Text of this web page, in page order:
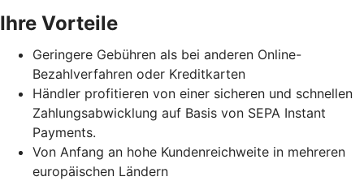
Ihre Vorteile
Geringere Gebühren als bei anderen Online-
Bezahlverfahren oder Kreditkarten
Händler profitieren von einer sicheren und schnellen
Zahlungsabwicklung auf Basis von SEPA Instant
Payments.
Von Anfang an hohe Kundenreichweite in mehreren
europäischen Ländern